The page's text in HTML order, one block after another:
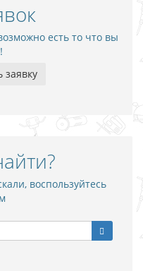
есть то что вы
заявку
воспользуйтесь